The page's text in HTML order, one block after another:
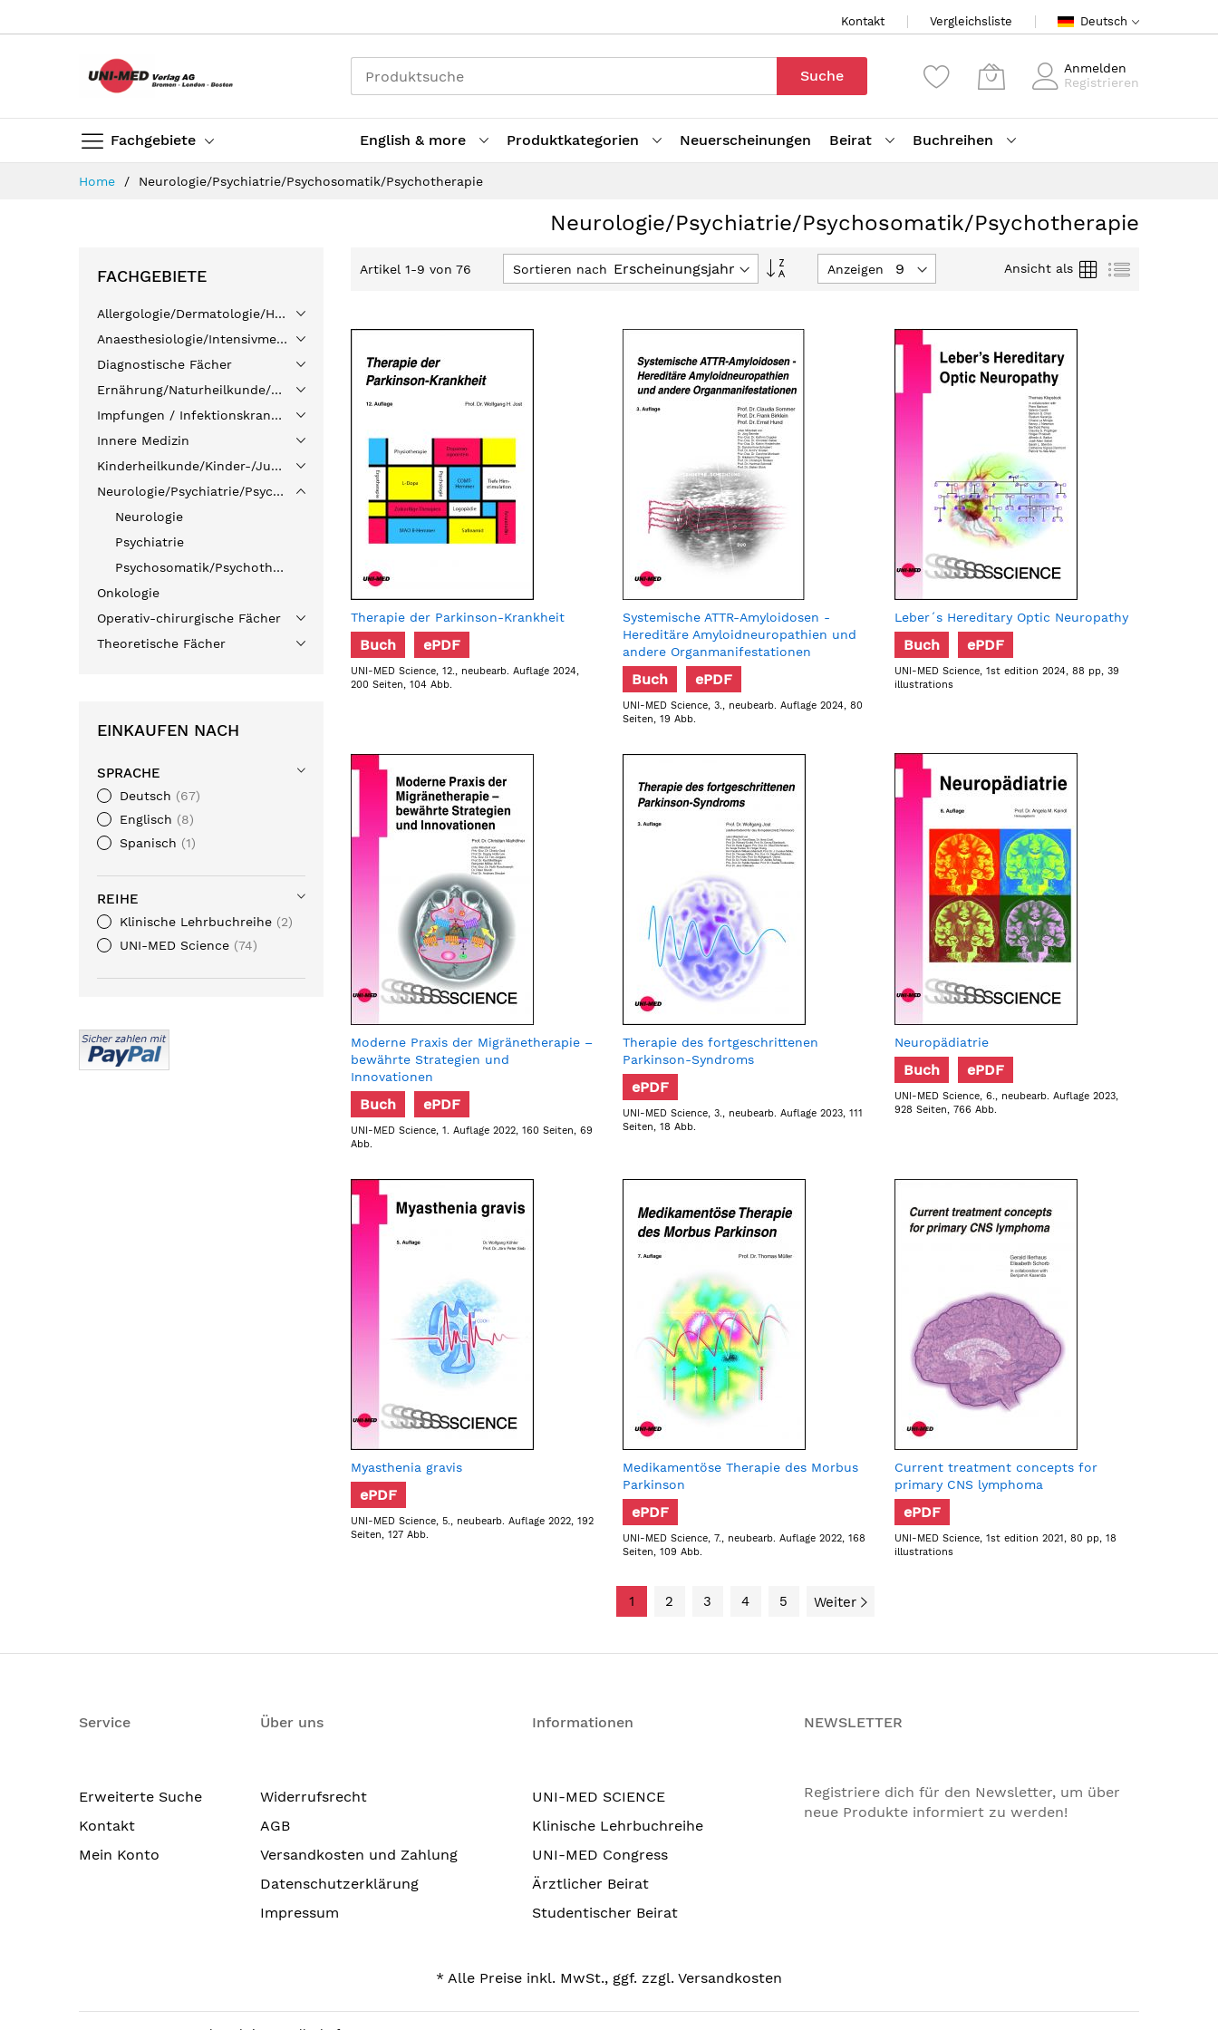
Kontakt Vergleichsliste Deutsch
Fachgebiete
Suche
Anmelden
Registrieren
English & more Produktkategorien Neuerscheinungen Beirat Buchreihen
Home Neurologie/Psychiatrie/Psychosomatik/Psychotherapie
Neurologie/Psychiatrie/Psychosomatik/Psychotherapie
Artikel 1-9 von 76 Sortieren nach
aufsteigender
Anzeigen Ansicht als RasterListe
Therapie der Parkinson-Krankheit
Buch ePDF
UNI-MED Science, 12., neubearb. Auflage 2024,
200 Seiten, 104 Abb.
Systemische ATTR-Amyloidosen -
Hereditäre Amyloidneuropathien und
andere Organmanifestationen
Buch ePDF
UNI-MED Science, 3., neubearb. Auflage 2024, 80
Seiten, 19 Abb.
Leber´s Hereditary Optic Neuropathy
Buch ePDF
UNI-MED Science, 1st edition 2024, 88 pp, 39
illustrations
Moderne Praxis der Migränetherapie –
bewährte Strategien und
Innovationen
Buch ePDF
UNI-MED Science, 1. Auflage 2022, 160 Seiten, 69
Abb.
Therapie des fortgeschrittenen
Parkinson-Syndroms
ePDF
UNI-MED Science, 3., neubearb. Auflage 2023, 111
Seiten, 18 Abb.
Neuropädiatrie
Buch ePDF
UNI-MED Science, 6., neubearb. Auflage 2023,
928 Seiten, 766 Abb.
Myasthenia gravis
ePDF
UNI-MED Science, 5., neubearb. Auflage 2022, 192
Seiten, 127 Abb.
Medikamentöse Therapie des Morbus
Parkinson
ePDF
UNI-MED Science, 7., neubearb. Auflage 2022, 168
Seiten, 109 Abb.
Current treatment concepts for
primary CNS lymphoma
ePDF
UNI-MED Science, 1st edition 2021, 80 pp, 18
illustrations
1 2 3 4 5 Weiter
FACHGEBIETE
Allergologie/Dermatologie/HNO
Anaesthesiologie/Intensivmedizin/Palliativmedizin/Schmerztherapie
Diagnostische Fächer
Ernährung/Naturheilkunde/Sportmedizin
Impfungen / Infektionskrankheiten
Innere Medizin
Kinderheilkunde/Kinder-/Jugendpsychiatrie
Neurologie/Psychiatrie/Psychosomatik/Psychotherapie
Neurologie
Psychiatrie
Psychosomatik/Psychotherapie
Onkologie
Operativ-chirurgische Fächer
Theoretische Fächer
EINKAUFEN NACH
SPRACHE
Deutsch
67
Englisch
8
Spanisch
1
REIHE
Klinische Lehrbuchreihe
2
UNI-MED Science
74
Service
Erweiterte Suche
Kontakt
Mein Konto
Über uns
Widerrufsrecht
AGB
Versandkosten und Zahlung
Datenschutzerklärung
Impressum
Informationen
UNI-MED SCIENCE
Klinische Lehrbuchreihe
UNI-MED Congress
Ärztlicher Beirat
Studentischer Beirat
NEWSLETTER
Registriere dich für den Newsletter, um über
neue Produkte informiert zu werden!
* Alle Preise inkl. MwSt., ggf. zzgl. Versandkosten